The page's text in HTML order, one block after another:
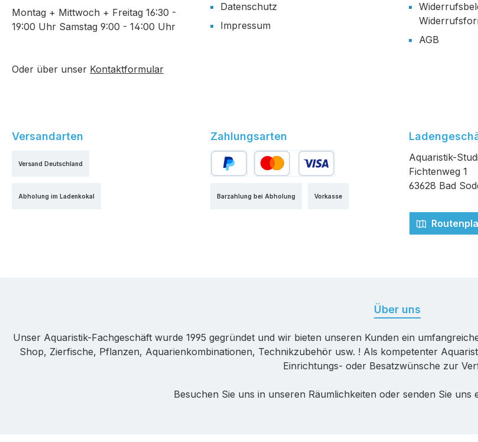
Montag + Mittwoch + Freitag 16:30 -
19:00 Uhr Samstag 9:00 - 14:00 Uhr
Oder über unser Kontaktformular
Datenschutz
Impressum
AGB
Versandarten
Versand Deutschland
Abholung im Ladenkokal
Zahlungsarten
Vorkasse
Barzahlung bei Abholung
Aquaristik-
Fichtenweg 1
63628 Bad
Über uns
Unser Aquaristik-Fachgeschäft wurde 1995 gegründet und wir bieten unseren Kunden ein
Shop, Zierfische, Pflanzen, Aquarienkombinationen, Technikzubehör usw. ! Als kompetenter
Einrichtungs- oder Besatzwünsche zur
Besuchen Sie uns in unseren Räumlichkeiten oder senden Sie uns